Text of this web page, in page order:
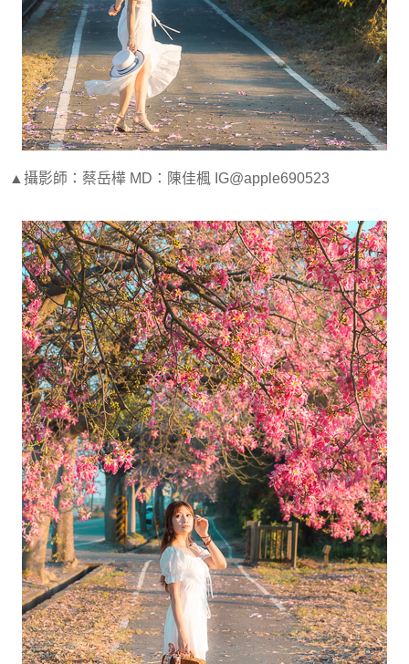
▲攝影師：蔡岳樺 MD：陳佳楓 IG@apple690523